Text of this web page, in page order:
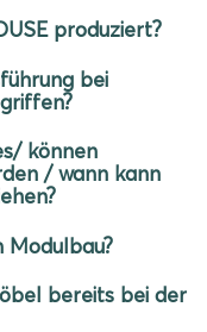
produziert?
bei
können
/ wann kann
Modulbau?
bereits bei der